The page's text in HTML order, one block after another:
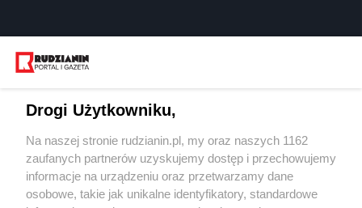
Wydawca mediów
Drogi Użytkowniku,
Na naszej stronie rudzianin.pl, my oraz naszych 1162
zaufanych partnerów uzyskujemy dostęp i przechowujemy
informacje na urządzeniu oraz przetwarzamy dane
osobowe, takie jak unikalne identyfikatory, standardowe